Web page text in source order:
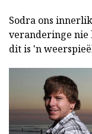
Sodra ons
veranderinge nie
dit is 'n